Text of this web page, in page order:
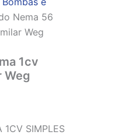
Nema 56
Weg
1cv
Weg
SIMPLES